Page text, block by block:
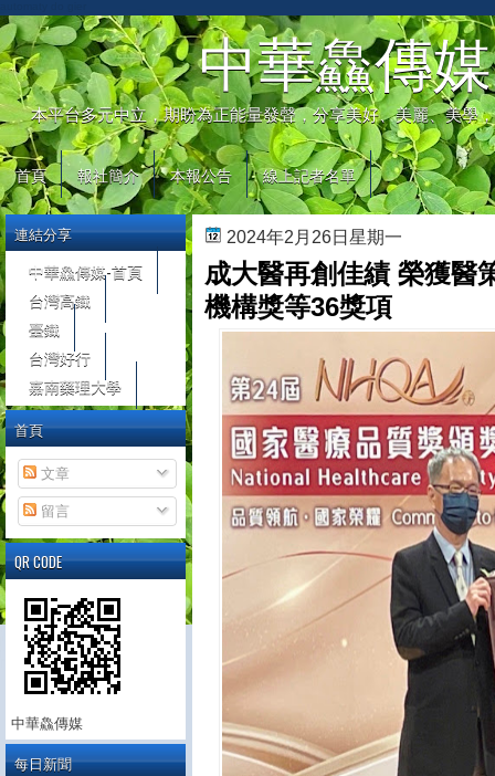
中華鱻傳媒
本平台多元中立，期盼為正能量發聲，分享美好、美麗、美學
首頁 報社簡介 本報公告 線上記者名單
2024年2月26日星期一
成大醫再創佳績 榮獲醫
機構獎等36獎項
連結分享
中華鱻傳媒-首頁
台灣高鐵
臺鐵
台灣好行
嘉南藥理大學
首頁
文章
留言
QR CODE
中華鱻傳媒
每日新聞